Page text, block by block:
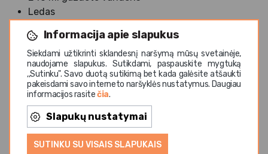
Informacija apie slapukus
Siekdami užtikrinti sklandesnį naršymą mūsų svetainėje,
naudojame slapukus. Sutikdami, paspauskite mygtuką
,,Sutinku". Savo duotą sutikimą bet kada galėsite atšaukti
pakeisdami savo interneto naršyklės nustatymus. Daugiau
informacijos rasitečia.
Slapukų nustatymai
SUTINKU SU VISAIS SLAPUKAIS
Ledas
Paruošimas:
Į aukštą stiklinę pripildykite ledo.
Supilkite sirupą ir persikų–abrikosų koncentratą.
Užpilkite gazuotu vandeniu ir lengvai išmaišykite.
Papuoškite rozmarino šakele arba citrusų žievele.
Cherry Blossom Gin & Tonic nealkoholinis